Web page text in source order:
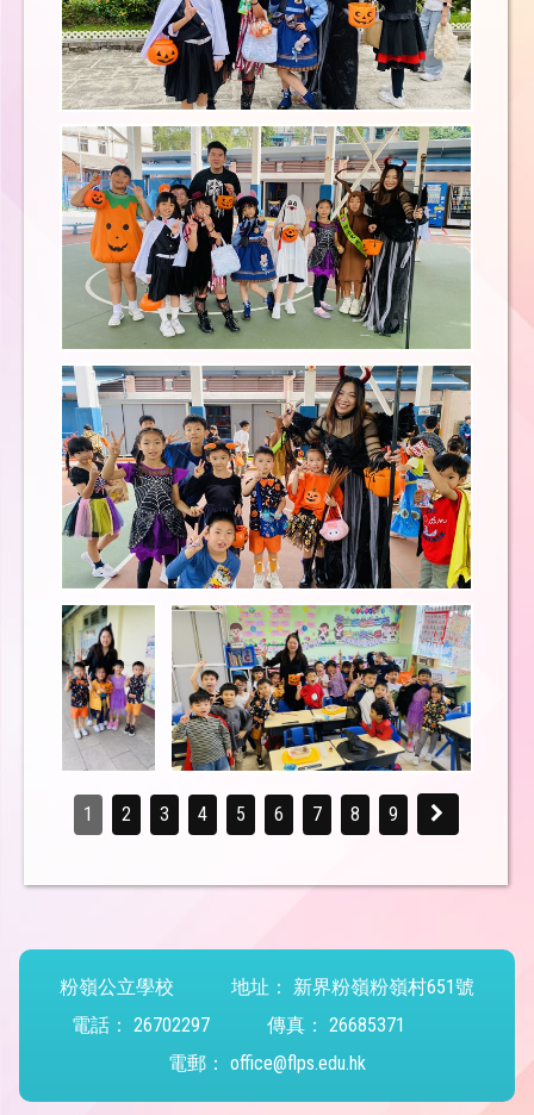
1 2 3 4 5 6 7 8 9
粉嶺公立學校 地址：
新界粉嶺粉嶺村651號
電話： 26702297 傳真： 26685371
電郵： office@flps.edu.hk